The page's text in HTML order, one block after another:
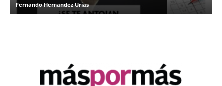
Fernando Hernandez Urias